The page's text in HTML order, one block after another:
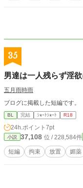
35
男達は一人残らず淫
五月雨時雨
ブログに掲載した短編です。
BL 完結 ｼｮｰﾄｼｮｰﾄ R18
24h.ポイント 7pt
小説 37,108 位 / 228,584件
短編 拘束 放置 媚薬